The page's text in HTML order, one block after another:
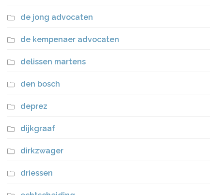
de jong advocaten
de kempenaer advocaten
delissen martens
den bosch
deprez
dijkgraaf
dirkzwager
driessen